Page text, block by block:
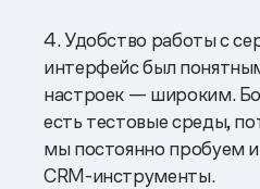
4. Удобство работы с
интерфейс был
настроек — широким.
есть тестовые среды,
мы постоянно пробуем
CRM-инструменты.